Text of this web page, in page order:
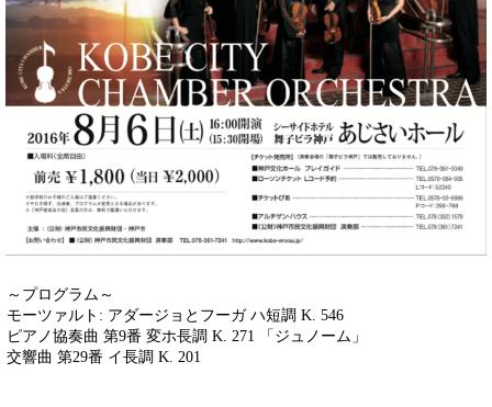
～プログラム～
モーツァルト: アダージョとフーガ ハ短調 K. 546
ピアノ協奏曲 第9番 変ホ長調 K. 271 「ジュノーム」
交響曲 第29番 イ長調 K. 201